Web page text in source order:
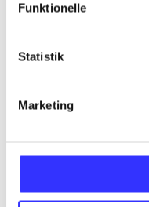
Funktionelle
Statistik
Marketing
Minder om